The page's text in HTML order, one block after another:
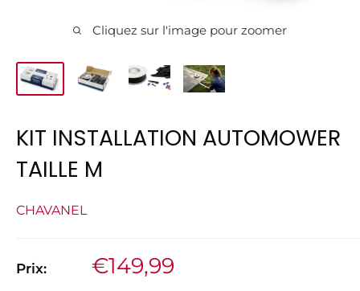
Cliquez sur l'image pour zoomer
KIT INSTALLATION AUTOMOWER
TAILLE M
CHAVANEL
Prix:
Prix
€149,99